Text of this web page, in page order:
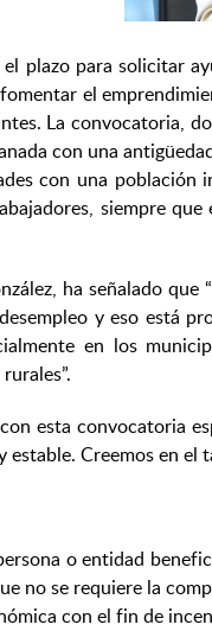
plazo para solicitar
el
La convocatoria,
con una
con una población
siempre
ha señalado
y eso está
en los
esta convocatoria
Creemos en
o entidad
no se requiere la
con el fin de